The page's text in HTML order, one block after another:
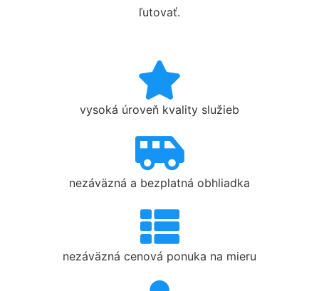
ľutovať.
vysoká úroveň kvality služieb
nezáväzná a bezplatná obhliadka
nezáväzná cenová ponuka na mieru